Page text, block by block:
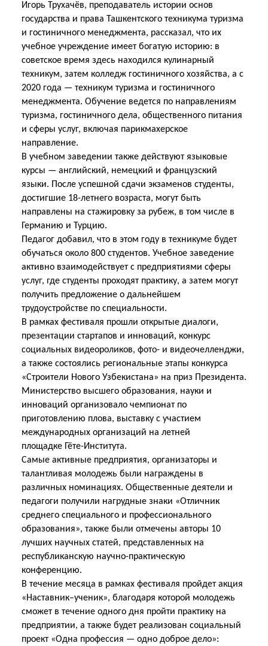
Игорь Трухачёв, преподаватель истории основ
государства и права Ташкентского техникума туризма
и гостиничного менеджмента, рассказал, что их
учебное учреждение имеет богатую историю: в
советское время здесь находился кулинарный
техникум, затем колледж гостиничного хозяйства, а с
2020 года — техникум туризма и гостиничного
менеджмента. Обучение ведется по направлениям
туризма, гостиничного дела, общественного питания
и сферы услуг, включая парикмахерское
направление.
В учебном заведении также действуют языковые
курсы — английский, немецкий и французский
языки. После успешной сдачи экзаменов студенты,
достигшие 18-летнего возраста, могут быть
направлены на стажировку за рубеж, в том числе в
Германию и Турцию.
Педагог добавил, что в этом году в техникуме будет
обучаться около 800 студентов. Учебное заведение
активно взаимодействует с предприятиями сферы
услуг, где студенты проходят практику, а затем могут
получить предложение о дальнейшем
трудоустройстве по специальности.
В рамках фестиваля прошли открытые диалоги,
презентации стартапов и инноваций, конкурс
социальных видеороликов, фото- и видеочелленджи,
а также состоялись региональные этапы конкурса
«Строители Нового Узбекистана» на приз Президента.
Министерство высшего образования, науки и
инноваций организовало чемпионат по
приготовлению плова, выставку с участием
международных организаций на летней
площадке Гёте-Института.
Самые активные предприятия, организаторы и
талантливая молодежь были награждены в
различных номинациях. Общественные деятели и
педагоги получили нагрудные знаки «Отличник
среднего специального и профессионального
образования», также были отмечены авторы 10
лучших научных статей, представленных на
республиканскую научно-практическую
конференцию.
В течение месяца в рамках фестиваля пройдет акция
«Наставник–ученик», благодаря которой молодежь
сможет в течение одного дня пройти практику на
предприятии, а также будет реализован социальный
проект «Одна профессия — одно доброе дело»: